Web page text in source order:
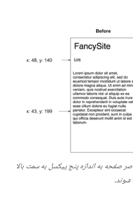
به اندازه پنج پیکسل به سمت بالا